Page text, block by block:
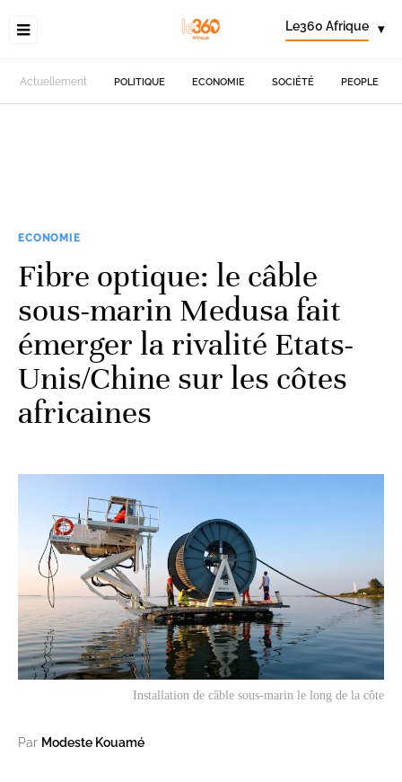
Le360 Afrique ▾
Actuellement POLITIQUE ECONOMIE SOCIÉTÉ PEOPLE
ECONOMIE
Fibre optique: le câble
sous-marin Medusa fait
émerger la rivalité Etats-
Unis/Chine sur les côtes
africaines
Installation de câble sous-marin le long de la côte
Par Modeste Kouamé